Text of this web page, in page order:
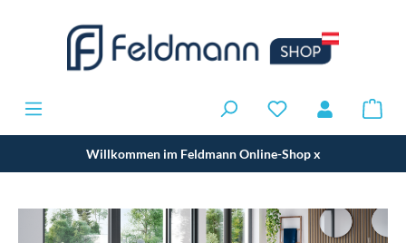
Willkommen im Feldmann Online-Shopx